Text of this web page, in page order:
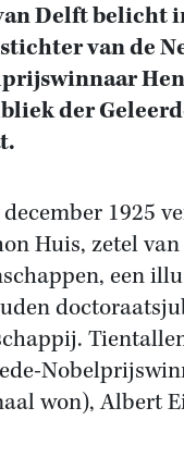
Delft belicht
van de
der
december 1925
Huis, zetel
een
won), Albert